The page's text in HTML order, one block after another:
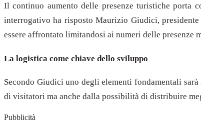
Il continuo aumento delle presenze turistiche porta
interrogativo ha risposto Maurizio Giudici,
essere affrontato limitandosi ai numeri delle presenze
La logistica come chiave dello sviluppo
Secondo Giudici uno degli elementi fondamentali
di visitatori ma anche dalla possibilità di distribuire
Pubblicità